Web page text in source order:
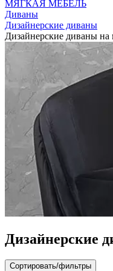
МЯГКАЯ МЕБЕЛЬ
Диваны
Дизайнерские диваны
Дизайнерские диваны на
Дизайнерские
Сортировать/фильтры